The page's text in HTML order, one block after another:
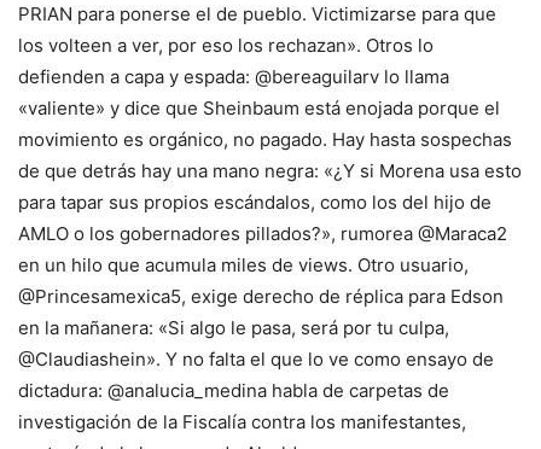
PRIAN para ponerse el de pueblo. Victimizarse para que
los volteen a ver, por eso los rechazan». Otros lo
defienden a capa y espada: @bereaguilarv lo llama
«valiente» y dice que Sheinbaum está enojada porque el
movimiento es orgánico, no pagado. Hay hasta sospechas
de que detrás hay una mano negra: «¿Y si Morena usa esto
para tapar sus propios escándalos, como los del hijo de
AMLO o los gobernadores pillados?», rumorea @Maraca2
en un hilo que acumula miles de views. Otro usuario,
@Princesamexica5, exige derecho de réplica para Edson
en la mañanera: «Si algo le pasa, será por tu culpa,
@Claudiashein». Y no falta el que lo ve como ensayo de
dictadura: @analucia_medina habla de carpetas de
investigación de la Fiscalía contra los manifestantes,